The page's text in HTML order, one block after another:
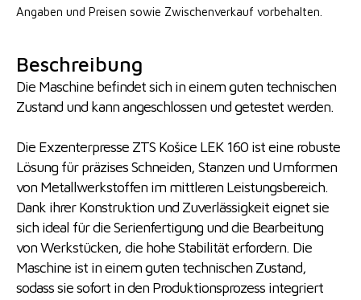
Angaben und Preisen sowie Zwischenverkauf vorbehalten.
Beschreibung
Die Maschine befindet sich in einem guten technischen
Zustand und kann angeschlossen und getestet werden.
Die Exzenterpresse ZTS Košice LEK 160 ist eine robuste
Lösung für präzises Schneiden, Stanzen und Umformen
von Metallwerkstoffen im mittleren Leistungsbereich.
Dank ihrer Konstruktion und Zuverlässigkeit eignet sie
sich ideal für die Serienfertigung und die Bearbeitung
von Werkstücken, die hohe Stabilität erfordern. Die
Maschine ist in einem guten technischen Zustand,
sodass sie sofort in den Produktionsprozess integriert